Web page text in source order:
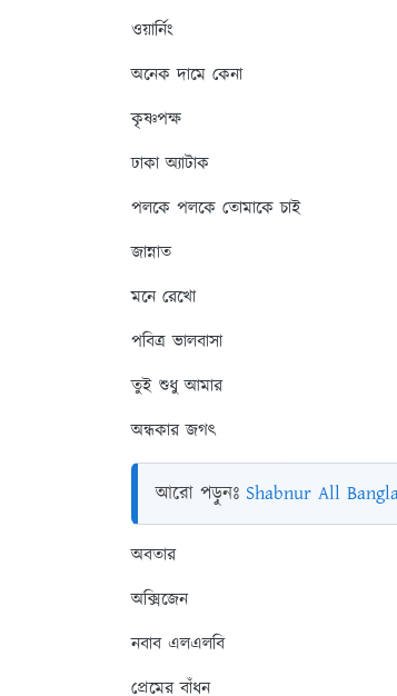
ওয়ার্নিং
অনেক দামে কেনা
কৃষ্ণপক্ষ
ঢাকা অ্যাটাক
পলকে পলকে তোমাকে চাই
জান্নাত
মনে রেখো
পবিত্র ভালবাসা
তুই শুধু আমার
অন্ধকার জগৎ
আরো পড়ুনঃ Shabnur All
অবতার
অক্সিজেন
নবাব এলএলবি
প্রেমের বাঁধন